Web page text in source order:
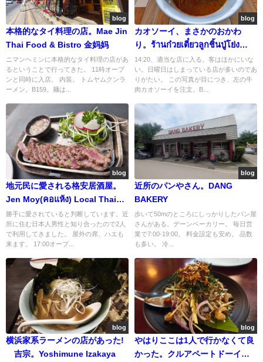
blog
本格的なタイ料理の店。Mae Jin
Thai Food & Bistro 金妈妈
ニマンヘミンに本格的なタイ料理の店があ
るということで行ってきた。 11時オープ
ンと同時に入店。 内装。 トムヤムクンラ
ーメン。B159。麺は...
blog
カオソーイ、まさかのおかわ
り。ร้านก๋วยเตี๋ยวลูกชิ้นปู่โย่ง
ลำปาง ที่บ้านเด่น เชียงใหม่
14:20、適当な店に入る。客はほかにいな
い。日曜日はしまっている店が多いのであ
りがたい。 この写真が目につき、左の牛
肉カオソーイを注文。B...
blog
地元民に愛される格安居酒屋。
Jen Moy(คอแห้ง) Local Thai
Restaurant
勝手に愛されていると判断しています。近
所に住む日本人男性と知り合ったので2人
で利用してきました。 屋外の席、ハエも
来ます。 17:00オープ...
blog
近所のパンやさん。DANG
BAKERY
歩いて50mのところにしっかりしたパン屋
さんがある。デーンベーカリー。 毎日営
業で7:00-19:00。 料金設定も安め。 品数
も多い。 冷...
blog
横浜家系ラーメンの店があった!
吉宗。Yoshimune Izakaya
blog
やはりここは1人で行かなくて良
かった。クルアペートドーイガ